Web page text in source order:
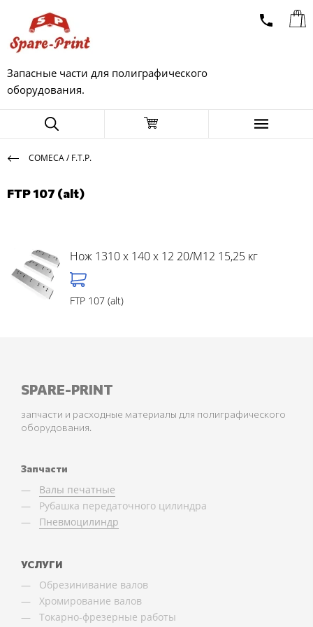
Запасные части для полиграфического
оборудования.
COMECA / F.T.P.
FTP 107 (alt)
Нож 1310 x 140 x 12 20/M12 15,25 кг
FTP 107 (alt)
SPARE-PRINT
запчасти и расходные материалы для полиграфического
оборудования.
Запчасти
Валы печатные
Рубашка передаточного цилиндра
Пневмоцилиндр
УСЛУГИ
Обрезинивание валов
Хромирование валов
Токарно-фрезерные работы